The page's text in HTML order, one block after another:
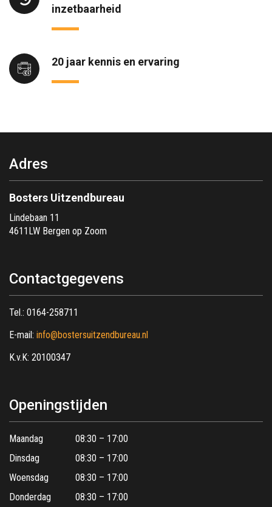
inzetbaarheid
20 jaar kennis en ervaring
Adres
Bosters Uitzendbureau
Lindebaan 11
4611LW Bergen op Zoom
Contactgegevens
Tel.: 0164-258711
E-mail: info@bostersuitzendbureau.nl
K.v.K: 20100347
Openingstijden
Maandag
08:30 – 17:00
Dinsdag
08:30 – 17:00
Woensdag
08:30 – 17:00
Donderdag
08:30 – 17:00